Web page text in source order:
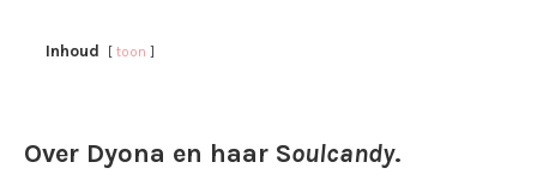
Inhoud toon
Over Dyona en haar Soulcandy.